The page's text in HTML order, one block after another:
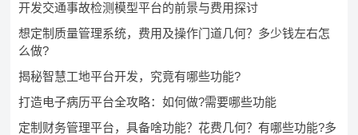
开发交通事故检测模型平台的前景与费用探讨
想定制质量管理系统，费用及操作门道几何？多少钱左右怎
么做?
揭秘智慧工地平台开发，究竟有哪些功能?
打造电子病历平台全攻略：如何做?需要哪些功能
定制财务管理平台，具备啥功能？花费几何？有哪些功能?多